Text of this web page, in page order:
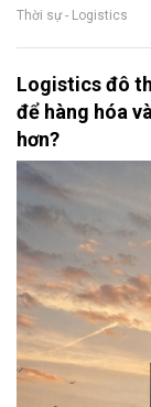
Thời sự - Logistics
Logistics đô
để hàng hóa
hơn?